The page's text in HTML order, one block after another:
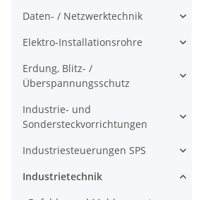
Daten- / Netzwerktechnik
Elektro-Installationsrohre
Erdung, Blitz- /
Überspannungsschutz
Industrie- und
Sondersteckvorrichtungen
Industriesteuerungen SPS
Industrietechnik